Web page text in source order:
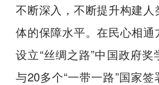
不断深入，不断提升构建人
体的保障水平。在民心相通
设立“丝绸之路”中国政府奖
与20多个“一带一路”国家